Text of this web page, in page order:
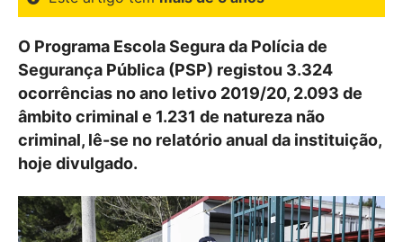
O Programa Escola Segura da Polícia de
Segurança Pública (PSP) registou 3.324
ocorrências no ano letivo 2019/20, 2.093 de
âmbito criminal e 1.231 de natureza não
criminal, lê-se no relatório anual da instituição,
hoje divulgado.